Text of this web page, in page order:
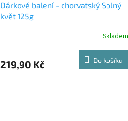
Dárkové balení - chorvatský Solný
květ 125g
Skladem
219,90 Kč Do košíku
v